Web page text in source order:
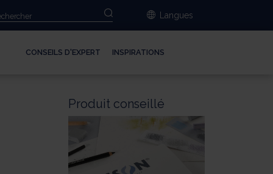
Langues
CONSEILS D'EXPERT INSPIRATIONS
Produit conseillé